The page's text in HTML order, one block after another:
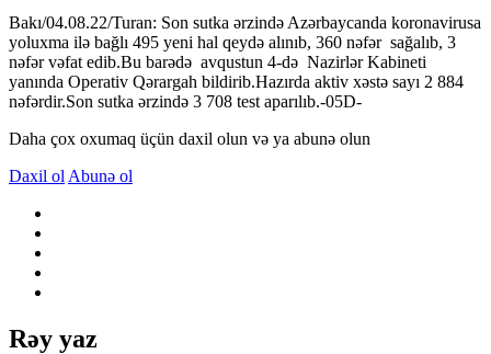
Bakı/04.08.22/Turan: Son sutka ərzində Azərbaycanda koronavirusa
yoluxma ilə bağlı 495 yeni hal qeydə alınıb, 360 nəfər sağalıb, 3
nəfər vəfat edib.Bu barədə avqustun 4-də Nazirlər Kabineti
yanında Operativ Qərargah bildirib.Hazırda aktiv xəstə sayı 2 884
nəfərdir.Son sutka ərzində 3 708 test aparılıb.-05D-
Daha çox oxumaq üçün daxil olun və ya abunə olun
Daxil ol Abunə ol
Rəy yaz